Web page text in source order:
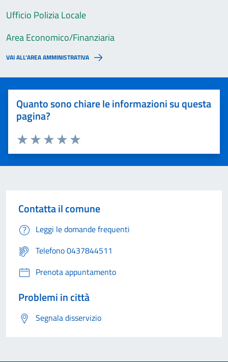
Ufficio Polizia Locale
Area Economico/Finanziaria
VAI ALL’AREA AMMINISTRATIVA
Quanto sono chiare le informazioni su questa
pagina?
Valuta 5 stelle su 5
Valuta 4 stelle su 5
Valuta 3 stelle su 5
Valuta 2 stelle su 5
Valuta 1 stelle su 5
Contatta il comune
Leggi le domande frequenti
Telefono 0437844511
Prenota appuntamento
Problemi in città
Segnala disservizio